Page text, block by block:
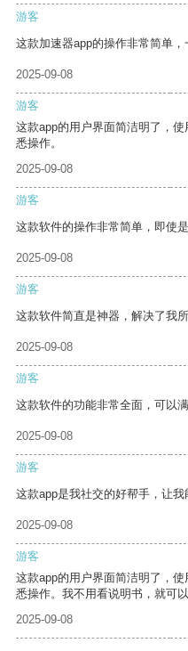
游客
这款加速器app的操作非常简单，
2025-09-08
游客
这款app的用户界面简洁明了，
悉操作。
2025-09-08
游客
这款软件的操作非常简单，即使
2025-09-08
游客
这款软件简直是神器，解决了我所
2025-09-08
游客
这款软件的功能非常全面，可以
2025-09-08
游客
这款app是我社交的好帮手，让我
2025-09-08
游客
这款app的用户界面简洁明了，
悉操作。我不用看说明书，就可
2025-09-08